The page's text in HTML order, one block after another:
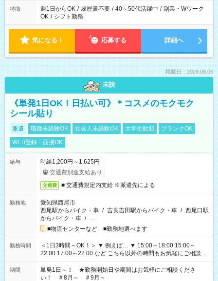
特徴 週1日からOK / 履歴書不要 / 40～50代活躍中 / 副業・Wワーク
OK / シフト勤務
気になる！ 応募する 詳細へ
掲載日：2026.08.06
未読
《単発1日OK！日払い可》＊コスメのモクモク
シール貼り
派遣 職種未経験OK 社会人未経験OK 大学生歓迎
ブランクOK
WEB登録・面接OK
給与
時給1,200円～1,625円
交通費別途支給あり
交通費 ■ 交通費規定内支給 ※派遣先による
勤務地
愛知県西尾市
西尾駅からバイク・車 / 吉良吉田駅からバイク・車 / 西尾口駅
からバイク・車 / …
■物流センターなど ■勤務地選べます
勤務時間
＜1日3時間～OK！＞ ▼ 例えば… ▼ 15:00～18:00 15:00～
22:00 17:00～22:00 など こちら以外の時間もお気軽にご相談く
ださい！
期間
単発1日～！ ★勤務開始日や期間はお気軽にご相談くださ
い！ ＃8月～ ＃9月～